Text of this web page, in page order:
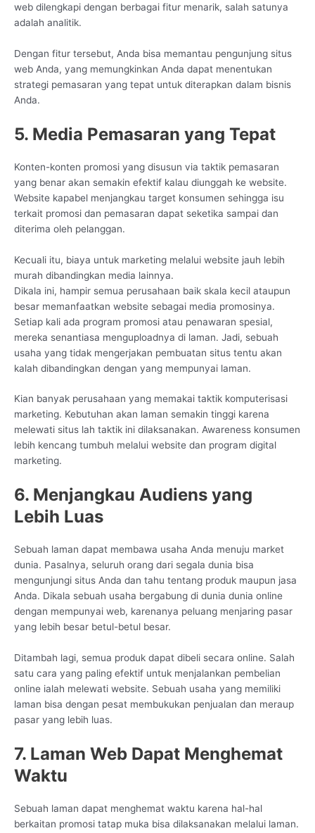
web dilengkapi dengan berbagai fitur menarik, salah satunya
adalah analitik.
Dengan fitur tersebut, Anda bisa memantau pengunjung situs
web Anda, yang memungkinkan Anda dapat menentukan
strategi pemasaran yang tepat untuk diterapkan dalam bisnis
Anda.
5. Media Pemasaran yang Tepat
Konten-konten promosi yang disusun via taktik pemasaran
yang benar akan semakin efektif kalau diunggah ke website.
Website kapabel menjangkau target konsumen sehingga isu
terkait promosi dan pemasaran dapat seketika sampai dan
diterima oleh pelanggan.
Kecuali itu, biaya untuk marketing melalui website jauh lebih
murah dibandingkan media lainnya.
Dikala ini, hampir semua perusahaan baik skala kecil ataupun
besar memanfaatkan website sebagai media promosinya.
Setiap kali ada program promosi atau penawaran spesial,
mereka senantiasa menguploadnya di laman. Jadi, sebuah
usaha yang tidak mengerjakan pembuatan situs tentu akan
kalah dibandingkan dengan yang mempunyai laman.
Kian banyak perusahaan yang memakai taktik komputerisasi
marketing. Kebutuhan akan laman semakin tinggi karena
melewati situs lah taktik ini dilaksanakan. Awareness konsumen
lebih kencang tumbuh melalui website dan program digital
marketing.
6. Menjangkau Audiens yang
Lebih Luas
Sebuah laman dapat membawa usaha Anda menuju market
dunia. Pasalnya, seluruh orang dari segala dunia bisa
mengunjungi situs Anda dan tahu tentang produk maupun jasa
Anda. Dikala sebuah usaha bergabung di dunia dunia online
dengan mempunyai web, karenanya peluang menjaring pasar
yang lebih besar betul-betul besar.
Ditambah lagi, semua produk dapat dibeli secara online. Salah
satu cara yang paling efektif untuk menjalankan pembelian
online ialah melewati website. Sebuah usaha yang memiliki
laman bisa dengan pesat membukukan penjualan dan meraup
pasar yang lebih luas.
7. Laman Web Dapat Menghemat
Waktu
Sebuah laman dapat menghemat waktu karena hal-hal
berkaitan promosi tatap muka bisa dilaksanakan melalui laman.